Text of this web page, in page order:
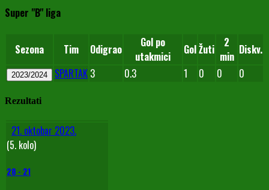
Super "B" liga
Sezona Tim Odigrao
Gol po
utakmici
GolŽuti
2
min Diskv.
2023/2024 SPARTAK 3 0.3 1 0 0 0
Rezultati
21. oktobar 2023.
(5. kolo)
28 - 21